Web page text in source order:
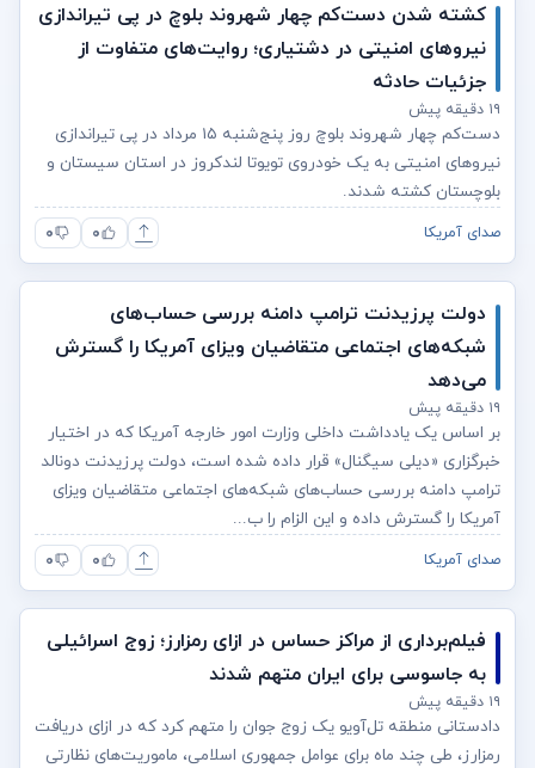
کشته شدن دست‌کم چهار شهروند بلوچ در پی تیراندازی
نیروهای امنیتی در دشتیاری؛ روایت‌های متفاوت از
جزئیات حادثه
۱۹ دقیقه پیش
دست‌کم چهار شهروند بلوچ روز پنج‌شنبه ۱۵ مرداد در پی تیراندازی
نیروهای امنیتی به یک خودروی تویوتا لندکروز در استان سیستان و
بلوچستان کشته شدند.
صدای آمریکا ۰ ۰
دولت پرزیدنت ترامپ دامنه بررسی حساب‌های
شبکه‌های اجتماعی متقاضیان ویزای آمریکا را گسترش
می‌دهد
۱۹ دقیقه پیش
بر اساس یک یادداشت داخلی وزارت امور خارجه آمریکا که در اختیار
خبرگزاری «دیلی سیگنال» قرار داده شده است، دولت پرزیدنت دونالد
ترامپ دامنه بررسی حساب‌های شبکه‌های اجتماعی متقاضیان ویزای
آمریکا را گسترش داده و این الزام را ب...
صدای آمریکا ۰ ۰
فیلم‌برداری از مراکز حساس در ازای رمزارز؛ زوج اسرائیلی
به جاسوسی برای ایران متهم شدند
۱۹ دقیقه پیش
دادستانی منطقه تل‌آویو یک زوج جوان را متهم کرد که در ازای دریافت
رمزارز، طی چند ماه برای عوامل جمهوری اسلامی، ماموریت‌های نظارتی